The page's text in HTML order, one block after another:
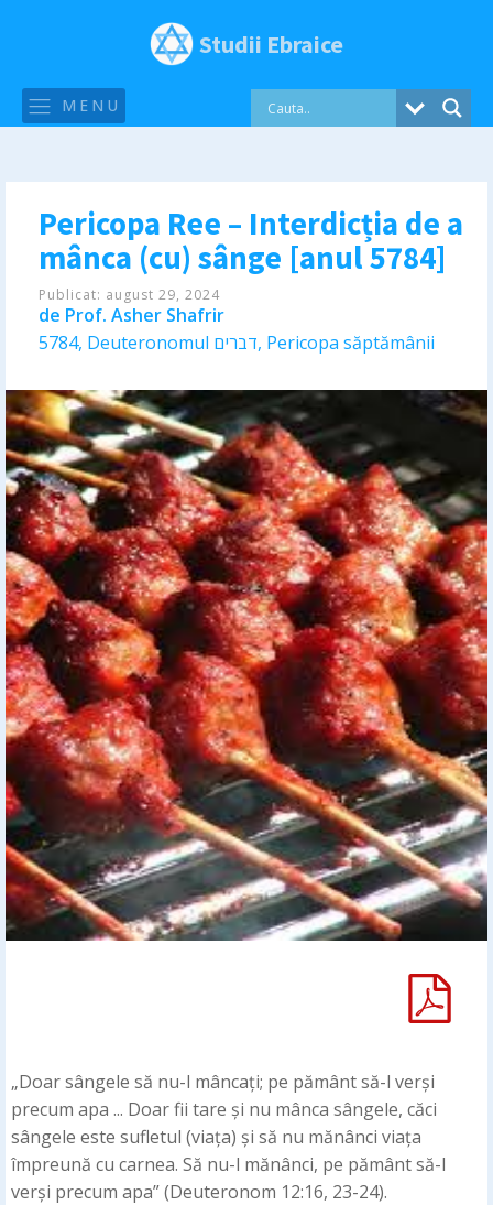
Studii Ebraice
MENU
Pericopa Ree – Interdicția de a
mânca (cu) sânge [anul 5784]
Publicat: august 29, 2024
de Prof. Asher Shafrir
5784, Deuteronomul דברים, Pericopa săptămânii
„Doar sângele să nu-l mâncați; pe pământ să-l verși
precum apa ... Doar fii tare și nu mânca sângele, căci
sângele este sufletul (viața) și să nu mănânci viața
împreună cu carnea. Să nu-l mănânci, pe pământ să-l
verși precum apa” (Deuteronom 12:16, 23-24).